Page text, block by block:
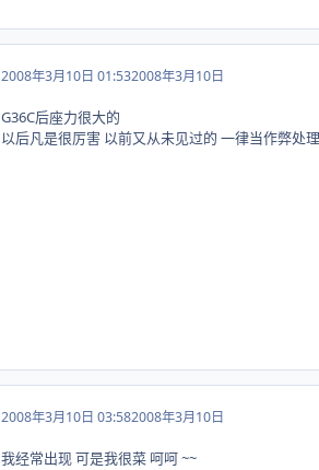
2008年3月10日 01:532008年3月10日
G36C后座力很大的
以后凡是很厉害 以前又从未见过的 一律当作弊处
2008年3月10日 03:582008年3月10日
我经常出现 可是我很菜 呵呵 ~~